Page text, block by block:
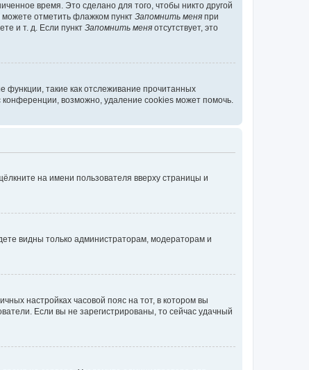
время. Это сделано для того, чтобы никто другой
отметить флажком пункт Запомнить меня при
и т. д. Если пункт Запомнить меня отсутствует, это
такие как отслеживание прочитанных
возможно, удаление cookies может помочь.
на имени пользователя вверху страницы и
видны только администраторам, модераторам и
настройках часовой пояс на тот, в котором вы
Если вы не зарегистрированы, то сейчас удачный